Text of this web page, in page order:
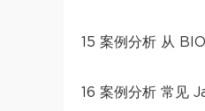
15 案例分析 从
16 案例分析 常见